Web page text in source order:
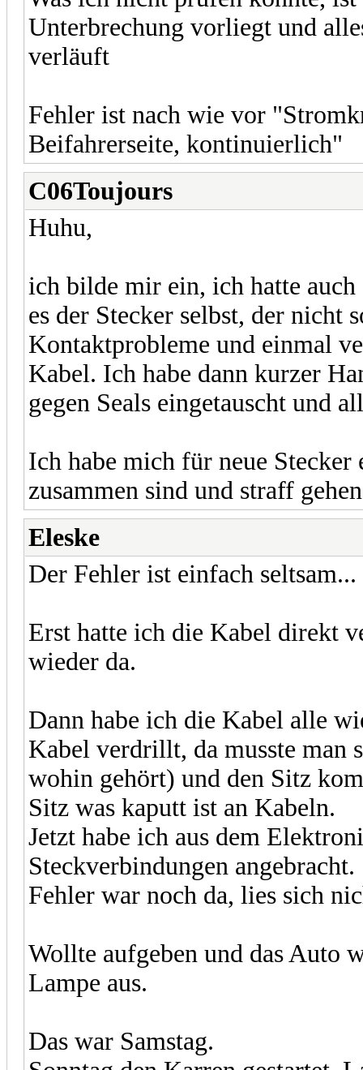
Unterbrechung vorliegt und
verläuft
Fehler ist nach wie vor
Beifahrerseite, kontinuierlich"
C06Toujours
Huhu,
ich bilde mir ein, ich hatte
es der Stecker selbst, der nicht
Kontaktprobleme und einmal
Kabel. Ich habe dann kurzer
gegen Seals eingetauscht und
Ich habe mich für neue
zusammen sind und straff
Eleske
Der Fehler ist einfach seltsam...
Erst hatte ich die Kabel direkt
wieder da.
Dann habe ich die Kabel alle
Kabel verdrillt, da musste man
wohin gehört) und den Sitz
Sitz was kaputt ist an Kabeln.
Jetzt habe ich aus dem
Steckverbindungen angebracht.
Fehler war noch da, lies sich
Wollte aufgeben und das Auto
Lampe aus.
Das war Samstag.